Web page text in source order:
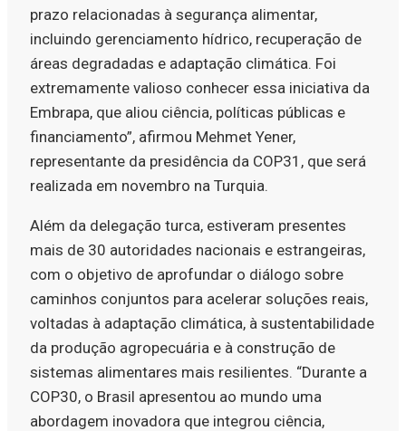
prazo relacionadas à segurança alimentar,
incluindo gerenciamento hídrico, recuperação de
áreas degradadas e adaptação climática. Foi
extremamente valioso conhecer essa iniciativa da
Embrapa, que aliou ciência, políticas públicas e
financiamento”, afirmou Mehmet Yener,
representante da presidência da COP31, que será
realizada em novembro na Turquia.
Além da delegação turca, estiveram presentes
mais de 30 autoridades nacionais e estrangeiras,
com o objetivo de aprofundar o diálogo sobre
caminhos conjuntos para acelerar soluções reais,
voltadas à adaptação climática, à sustentabilidade
da produção agropecuária e à construção de
sistemas alimentares mais resilientes. “Durante a
COP30, o Brasil apresentou ao mundo uma
abordagem inovadora que integrou ciência,